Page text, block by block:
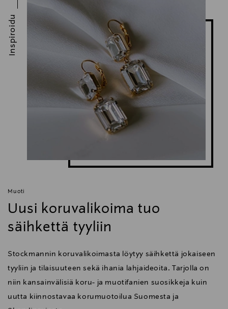
Muoti
Uusi koruvalikoima tuo
säihkettä tyyliin
Stockmannin koruvalikoimasta löytyy säihkettä jokaiseen
tyyliin ja tilaisuuteen sekä ihania lahjaideoita. Tarjolla on
niin kansainvälisiä koru- ja muotifanien suosikkeja kuin
uutta kiinnostavaa korumuotoilua Suomesta ja
Inspiroidu